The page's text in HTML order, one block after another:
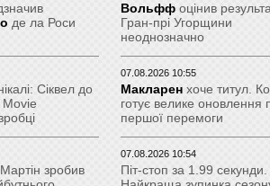
де ла Роси
Вольфф оцінив
Гран-прі Угорщини
неоднозначно
Сіквел до
07.08.2026 10:55
Макларен хоче титул.
готує велике оновлення
першої перемоги
зробив
07.08.2026 10:54
Піт-стоп за 1.99 секунди.